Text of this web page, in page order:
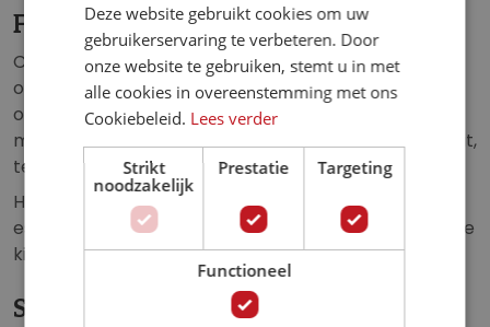
Fotobehang Voetbal in het Doel
Creëer een sfeer van pure triomf in uw ruimte met
ons fotobehang fotobehang. Dit meeslepende
ontwerp toont het hoogtepunt van het voetbalspel,
met een voetbal die feilloos in het net van het doel zit,
tegen een heldere witte achtergrond.
Het minimalistische ontwerp en de krachtige
esthetiek maken het een opvallende aanvulling op de
kinderkamer, slaapkamer of iedere andere ruimte.
Specificaties
Deze website gebruikt cookies om uw
gebruikerservaring te verbeteren. Door
onze website te gebruiken, stemt u in met
alle cookies in overeenstemming met ons
Cookiebeleid. Lees verder
Strikt
noodzakelijk
Prestatie Targeting
Functioneel